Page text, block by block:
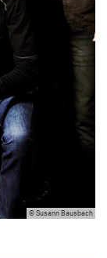
© Susann Bausbach